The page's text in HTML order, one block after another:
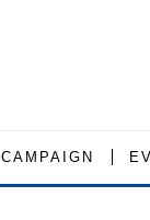
CAMPAIGN